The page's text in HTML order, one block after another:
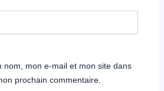
nom, mon e-mail et mon site dans
prochain commentaire.